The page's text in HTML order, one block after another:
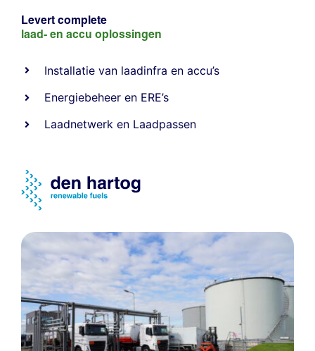
Levert complete
laad- en accu oplossingen
Installatie van laadinfra en accu’s
Energiebeheer en ERE’s
Laadnetwerk en Laadpassen